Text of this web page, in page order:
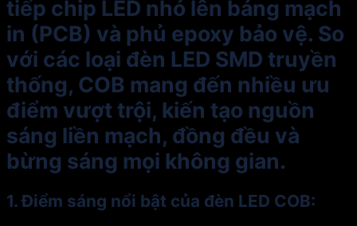
tiếp chip LED nhỏ lên bảng mạch
in (PCB) và phủ epoxy bảo vệ. So
với các loại đèn LED SMD truyền
thống, COB mang đến nhiều ưu
điểm vượt trội, kiến tạo nguồn
sáng liền mạch, đồng đều và
bừng sáng mọi không gian.
1. Điểm sáng nổi bật của đèn LED COB: